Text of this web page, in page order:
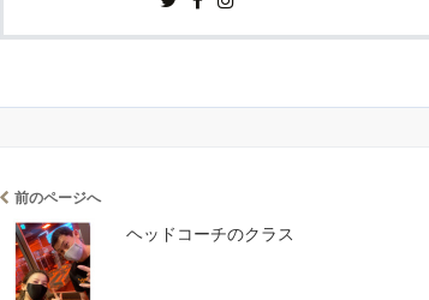
前のページへ
ヘッドコーチのクラス